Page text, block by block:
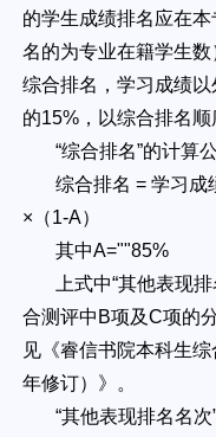
的学生成绩排名应在
名的为专业在籍学生
综合排名，学习成绩
的15%，以综合排名顺
“综合排名”的计算
综合排名 = 学习成
×（1-A）
其中A=""85%
上式中“其他表现
合测评中B项及C项的
见《睿信书院本科生
年修订）》。
“其他表现排名名